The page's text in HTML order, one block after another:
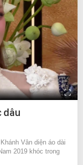
dâu
Vân diện áo dài
2019 khóc trong